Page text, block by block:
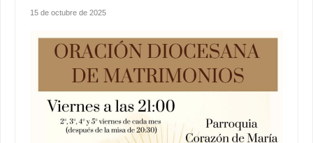
15 de octubre de 2025